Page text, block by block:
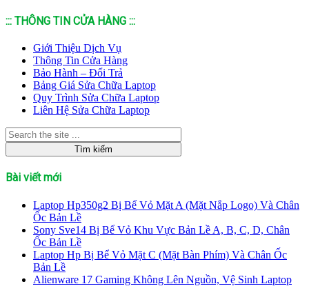
::: THÔNG TIN CỬA HÀNG :::
Giới Thiệu Dịch Vụ
Thông Tin Cửa Hàng
Bảo Hành – Đổi Trả
Bảng Giá Sửa Chữa Laptop
Quy Trình Sửa Chữa Laptop
Liên Hệ Sửa Chữa Laptop
Bài viết mới
Laptop Hp350g2 Bị Bể Vỏ Mặt A (Mặt Nắp Logo) Và Chân
Ốc Bản Lề
Sony Sve14 Bị Bể Vỏ Khu Vực Bản Lề A, B, C, D, Chân
Ốc Bản Lề
Laptop Hp Bị Bể Vỏ Mặt C (Mặt Bàn Phím) Và Chân Ốc
Bản Lề
Alienware 17 Gaming Không Lên Nguồn, Vệ Sinh Laptop